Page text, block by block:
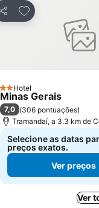
Partilhar
Adicionar aos
2 Estrelas
Hotel
Minas Gerais
7,0 (306 pontuações)
Tramandaí, a 3.3 km de
Selecione as datas
preços exatos.
Ver preços
Ver